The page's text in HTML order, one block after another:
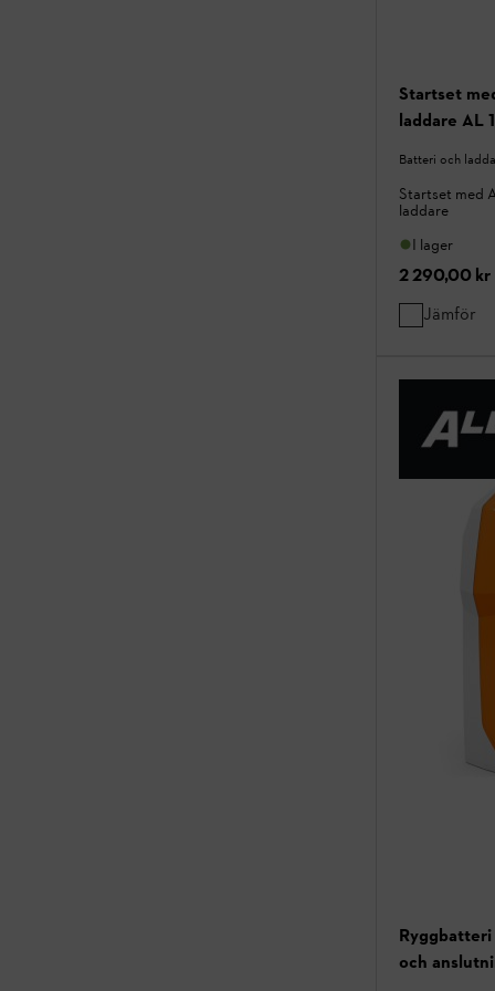
Startset
laddare AL
Batteri och
Startset med
laddare
I lager
2 290,00 kr
Jämför
och